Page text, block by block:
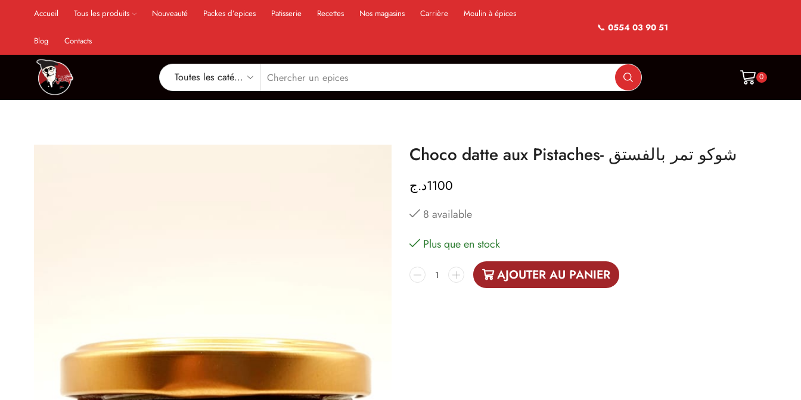
Accueil Tous les produits Nouveauté Packes d’epices Patisserie Recettes Nos magasins Carrière Moulin à épices
Blog Contacts
📞 0554 03 90 51
0
Choco datte aux Pistaches- شوكو تمر بالفستق
1100د.ج
8 available
Plus que en stock
AJOUTER AU PANIER